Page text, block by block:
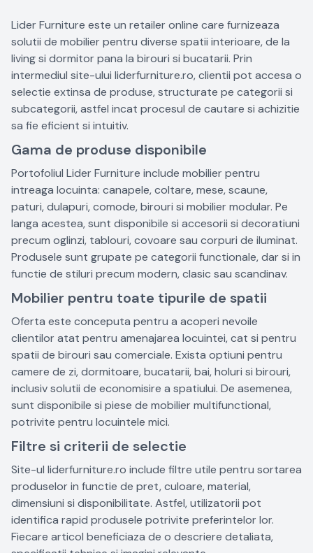
Lider Furniture este un retailer online care furnizeaza
solutii de mobilier pentru diverse spatii interioare, de la
living si dormitor pana la birouri si bucatarii. Prin
intermediul site-ului liderfurniture.ro, clientii pot accesa o
selectie extinsa de produse, structurate pe categorii si
subcategorii, astfel incat procesul de cautare si achizitie
sa fie eficient si intuitiv.
Gama de produse disponibile
Portofoliul Lider Furniture include mobilier pentru
intreaga locuinta: canapele, coltare, mese, scaune,
paturi, dulapuri, comode, birouri si mobilier modular. Pe
langa acestea, sunt disponibile si accesorii si decoratiuni
precum oglinzi, tablouri, covoare sau corpuri de iluminat.
Produsele sunt grupate pe categorii functionale, dar si in
functie de stiluri precum modern, clasic sau scandinav.
Mobilier pentru toate tipurile de spatii
Oferta este conceputa pentru a acoperi nevoile
clientilor atat pentru amenajarea locuintei, cat si pentru
spatii de birouri sau comerciale. Exista optiuni pentru
camere de zi, dormitoare, bucatarii, bai, holuri si birouri,
inclusiv solutii de economisire a spatiului. De asemenea,
sunt disponibile si piese de mobilier multifunctional,
potrivite pentru locuintele mici.
Filtre si criterii de selectie
Site-ul liderfurniture.ro include filtre utile pentru sortarea
produselor in functie de pret, culoare, material,
dimensiuni si disponibilitate. Astfel, utilizatorii pot
identifica rapid produsele potrivite preferintelor lor.
Fiecare articol beneficiaza de o descriere detaliata,